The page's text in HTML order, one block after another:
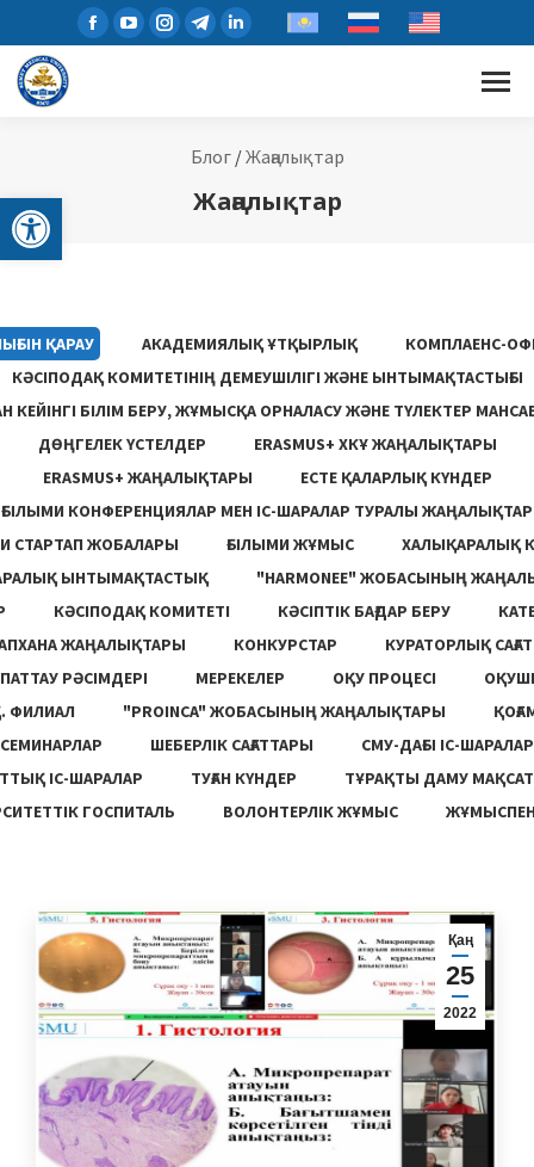
Open toolbar
Блог/Жаңалықтар
Жаңалықтар
ҚАРАУ АКАДЕМИЯЛЫҚ ҰТҚЫРЛЫҚ
КОМПЛАЕНС-
КӘСІПОДАҚ КОМИТЕТІНІҢ ДЕМЕУШІЛІГІ ЖӘНЕ ЫНТЫМАҚТАСТЫҒЫ
КЕЙІНГІ БІЛІМ БЕРУ, ЖҰМЫСҚА ОРНАЛАСУ ЖƏНЕ ТҮЛЕКТЕР
ДӨҢГЕЛЕК ҮСТЕЛДЕР
ERASMUS+ ХКҰ ЖАҢАЛЫҚТАРЫ
ERASMUS+ ЖАҢАЛЫҚТАРЫ
ЕСТЕ ҚАЛАРЛЫҚ КҮНДЕР
ҒЫЛЫМИ КОНФЕРЕНЦИЯЛАР МЕН ІС-ШАРАЛАР ТУРАЛЫ ЖАҢАЛЫҚТАР
СТАРТАП ЖОБАЛАРЫ
ҒЫЛЫМИ ЖҰМЫС
ХАЛЫҚАРАЛЫҚ
ЫНТЫМАҚТАСТЫҚ
"HARMONEE" ЖОБАСЫНЫҢ
КӘСІПОДАҚ КОМИТЕТІ КӘСІПТІК БАҒДАР БЕРУ
ЖАҢАЛЫҚТАРЫ
КОНКУРСТАР
КУРАТОРЛЫҚ
РӘСІМДЕРІ
МЕРЕКЕЛЕР ОҚУ ПРОЦЕСІ
ФИЛИАЛ
"PROINCA" ЖОБАСЫНЫҢ ЖАҢАЛЫҚТАРЫ
СЕМИНАРЛАР
ШЕБЕРЛІК САҒАТТАРЫ
СМУ-ДАҒЫ ІС-ШАРАЛАР
ІС-ШАРАЛАР
ТУҒАН КҮНДЕР
ТҰРАҚТЫ ДАМУ
ГОСПИТАЛЬ
ВОЛОНТЕРЛІК ЖҰМЫС
Қаң
25
2022